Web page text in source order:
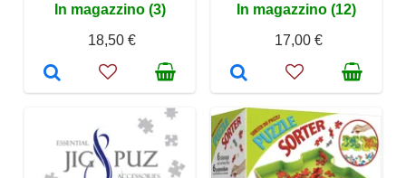
In magazzino (3)
18,50 €
In magazzino (12)
17,00 €